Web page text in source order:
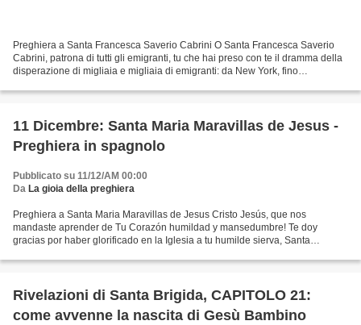
Preghiera a Santa Francesca Saverio Cabrini O Santa Francesca Saverio
Cabrini, patrona di tutti gli emigranti, tu che hai preso con te il dramma della
disperazione di migliaia e migliaia di emigranti: da New York, fino
11 Dicembre: Santa Maria Maravillas de Jesus -
Preghiera in spagnolo
Pubblicato su 11/12/AM 00:00
Da La gioia della preghiera
Preghiera a Santa Maria Maravillas de Jesus Cristo Jesús, que nos
mandaste aprender de Tu Corazón humildad y mansedumbre! Te doy
gracias por haber glorificado en la Iglesia a tu humilde sierva, Santa
Rivelazioni di Santa Brigida, CAPITOLO 21:
come avvenne la nascita di Gesù Bambino